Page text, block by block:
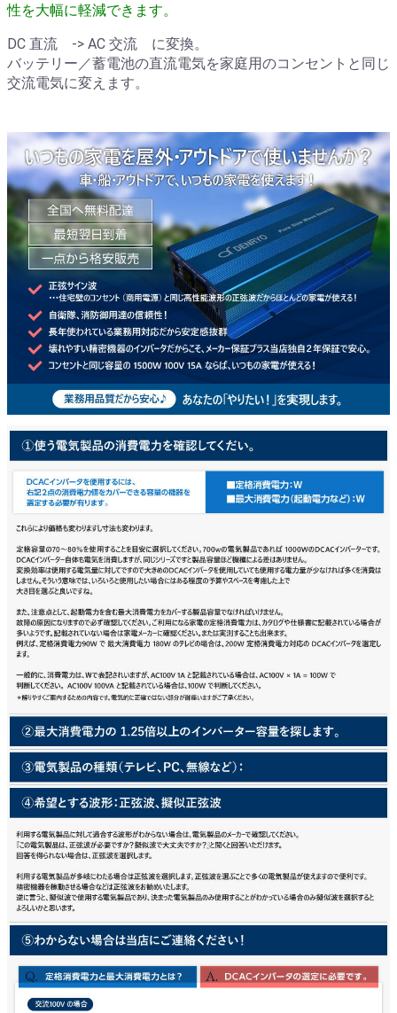
性を大幅に軽減できます。
DC 直流 -> AC 交流 に変換。
バッテリー／蓄電池の直流電気を家庭用のコンセントと同じ
交流電気に変えます。